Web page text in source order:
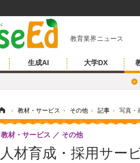
教育業界ニュース
生成AI 大学DX
› 教材・サービス › その他 › 記事 › 写真・
人材育成・採用サー
教材・サービス その他